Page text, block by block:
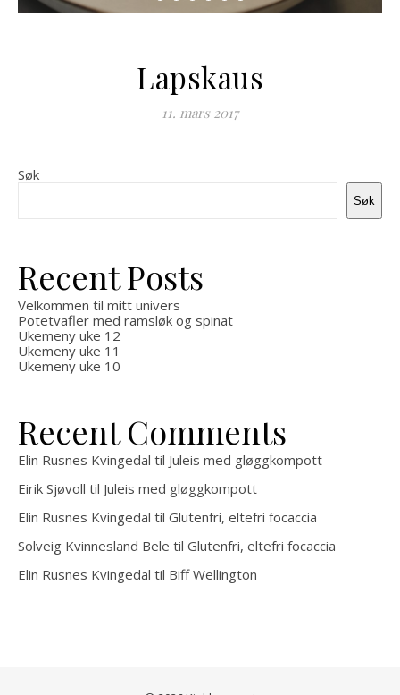
Lapskaus
11. mars 2017
Søk
Søk
Recent Posts
Velkommen til mitt univers
Potetvafler med ramsløk og spinat
Ukemeny uke 12
Ukemeny uke 11
Ukemeny uke 10
Recent Comments
Elin Rusnes Kvingedal til Juleis med gløggkompott
Eirik Sjøvoll til Juleis med gløggkompott
Elin Rusnes Kvingedal til Glutenfri, eltefri focaccia
Solveig Kvinnesland Bele til Glutenfri, eltefri focaccia
Elin Rusnes Kvingedal til Biff Wellington